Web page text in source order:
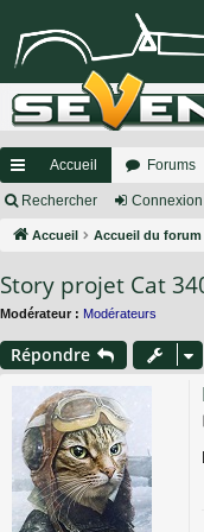
ac
co
ci
s
Accueil Forums
Rechercher Connexion
Accueil Accueil du forum
Story projet Cat
Modérateur : Modérateurs
Répondre